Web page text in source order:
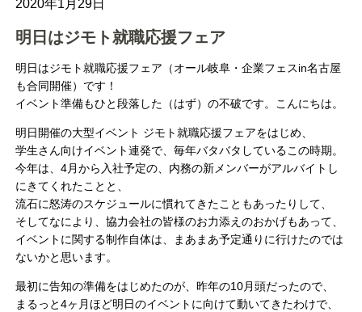
2020年1月29日
明日はジモト就職応援フェア
明日はジモト就職応援フェア（オール岐阜・企業フェスin名古屋
も合同開催）です！
イベント準備もひと段落した（はず）の不破です。こんにちは。
明日開催の大型イベント ジモト就職応援フェアをはじめ、
学生さん向けイベント連発で、毎年バタバタしているこの時期。
今年は、4月から入社予定の、内務の新メンバーがアルバイトし
にきてくれたことと、
流石に怒涛のスケジュールに慣れてきたこともあったりして、
そしてなにより、協力会社の皆様のお力添えのおかげもあって、
イベントに関する制作自体は、まあまあ予定通りに行けたのでは
ないかと思います。
最初に告知の準備をはじめたのが、昨年の10月頭だったので、
まるっと4ヶ月ほど明日のイベントに向けて動いてきたわけで、